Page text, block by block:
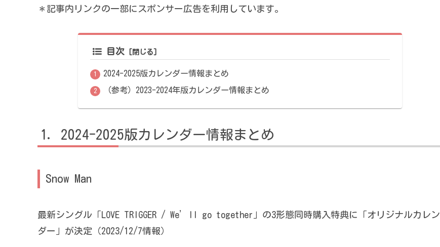
＊記事内リンクの一部にスポンサー広告を利用しています。
目次
2024-2025版カレンダー情報まとめ
（参考）2023-2024年版カレンダー情報まとめ
2024-2025版カレンダー情報まとめ
Snow Man
最新シングル「LOVE TRIGGER / We’ll go together」の3形態同時購入特典に「オリジナルカレン
ダー」が決定（2023/12/7情報）